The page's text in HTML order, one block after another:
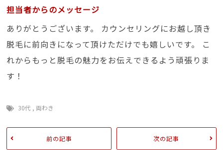
担当者からのメッセージ
ありがとうございます。 カウンセリングにお越し頂き
脱毛に前向きになって頂けただけでも嬉しいです。 こ
れからもっと脱毛の魅力をお伝えできるよう頑張りま
す！
30代 ,両わき
前の記事 次の記事